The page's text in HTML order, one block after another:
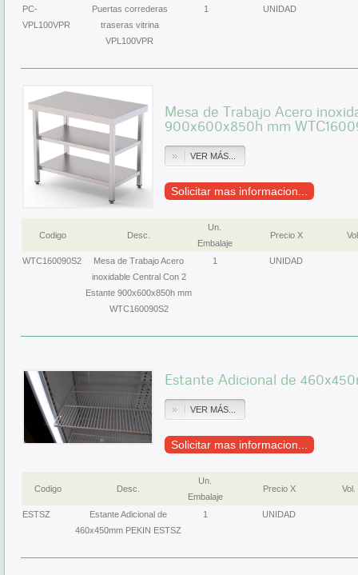
PC-
VPL100VPR
Puertas correderas
traseras vitrina
VPL100VPR
1 UNIDAD
Mesa de Trabajo Acero
900x600x850h mm
VER MÁS...
Solicitar mas informacion...
Codigo Desc.
Un.
Embalaje
Precio X
WTC160090S2
Mesa de Trabajo Acero
inoxidable Central Con 2
Estante 900x600x850h mm
WTC160090S2
1 UNIDAD
Estante Adicional de
VER MÁS...
Solicitar mas informacion...
Codigo Desc.
Un.
Embalaje
Precio X Vol.
ESTSZ
Estante Adicional de
460x450mm PEKIN ESTSZ
1 UNIDAD